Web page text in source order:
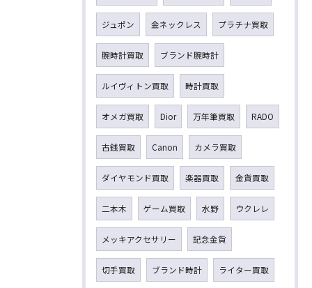
ジュポン 金ネックレス プラチナ買取
腕時計買取 ブランド腕時計
ルイヴィトン買取 時計買取
オメガ買取 Dior 万年筆買取 RADO
古銭買取 Canon カメラ買取
ダイヤモンド買取 楽器買取 金貨買取
二本木 ゲーム買取 水野 ウクレレ
メッキアクセサリー 記念金貨
切手買取 ブランド時計 ライター買取